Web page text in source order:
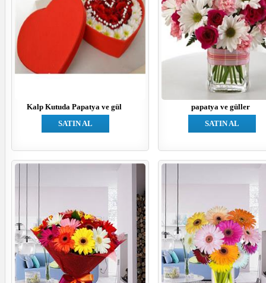
Kalp Kutuda Papatya ve gül
SATIN AL
papatya ve güller
SATIN AL